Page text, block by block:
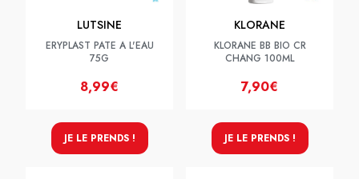
LUTSINE
ERYPLAST PATE A L'EAU
75G
8,99€
JE LE PRENDS !
KLORANE
KLORANE BB BIO CR
CHANG 100ML
7,90€
JE LE PRENDS !